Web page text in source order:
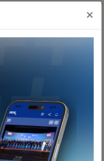
madencilik alanlarında ülke
×